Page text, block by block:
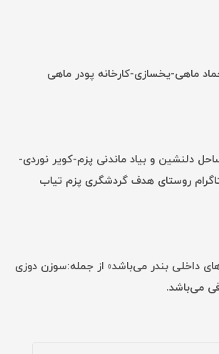
ماهی-یخسازی-کارخانه پودر ماهی
دلنشین و بیاد ماندنی پزم-کویر نوردی-
روستای هدف گردشگری پزم تیاب
داخلی بندر می‌باشد» از جمله:سوزن دوزی
می‌باشد.